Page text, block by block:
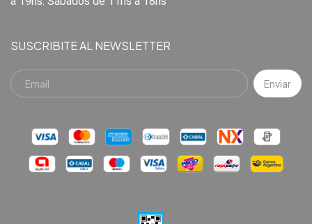
SUSCRIBITE AL NEWSLETTER